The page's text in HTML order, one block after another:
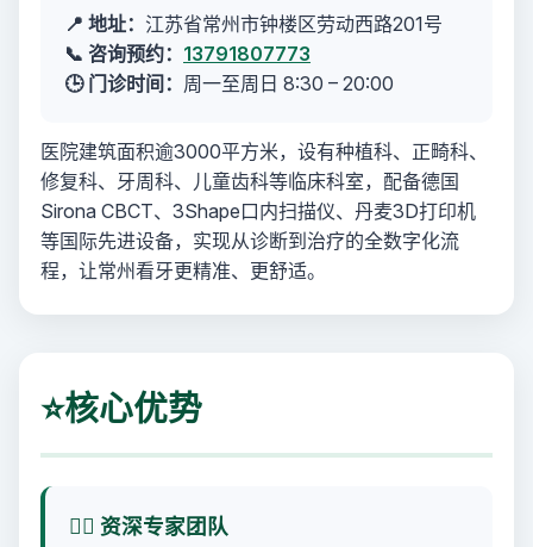
📍 地址： 江苏省常州市钟楼区劳动西路201号
📞 咨询预约： 13791807773
🕒 门诊时间： 周一至周日 8:30 – 20:00
医院建筑面积逾3000平方米，设有种植科、正畸科、
修复科、牙周科、儿童齿科等临床科室，配备德国
Sirona CBCT、3Shape口内扫描仪、丹麦3D打印机
等国际先进设备，实现从诊断到治疗的全数字化流
程，让常州看牙更精准、更舒适。
⭐核心优势
👨‍⚕️ 资深专家团队